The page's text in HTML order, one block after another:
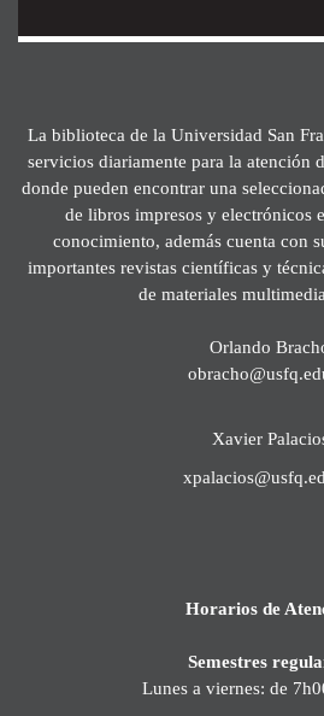
La biblioteca de la Universidad San
servicios diariamente para la atención
donde pueden encontrar una
de libros impresos y electrónicos
conocimiento, además cuenta con
importantes revistas científicas y
de materiales
Orlando
Xavier
Horarios de
Semestres
Lunes a viernes: de